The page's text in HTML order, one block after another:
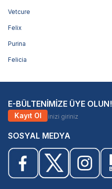
Vetcure
Felix
Purina
Felicia
E-BÜLTENİMİZE ÜYE OLUN!
Kayıt Ol
SOSYAL MEDYA